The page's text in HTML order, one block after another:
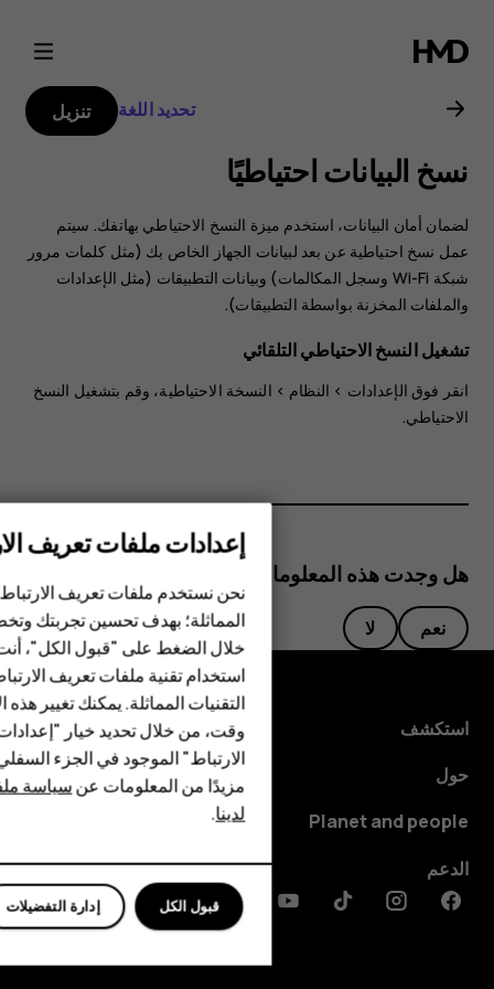
دليل
مستخدم
Nokia
G21
الهواتف الذكية
الهواتف المميزة
الأكسسوارات
HMD DUB
HMD Watch
للأعمال
الأجهزة اللوحية
تحديد اللغة تنزيل
نسخ البيانات احتياطيًا
لضمان أمان البيانات، استخدم ميزة النسخ الاحتياطي بهاتفك. سيتم
عمل نسخ احتياطية عن بعد لبيانات الجهاز الخاص بك (مثل كلمات مرور
شبكة Wi-Fi وسجل المكالمات) وبيانات التطبيقات (مثل الإعدادات
والملفات المخزنة بواسطة التطبيقات).
تشغيل النسخ الاحتياطي التلقائي
انقر فوق الإعدادات > النظام > النسخة الاحتياطية، وقم بتشغيل النسخ
الاحتياطي.
هل وجدت هذه المعلومات مفيدة؟
نعم لا
استكشف
حول
Planet and people
الدعم
Facebook
Instagram
Tiktok
Youtube
Linkedin
Discord
إعدادات ملفات تعريف
نحن نستخدم ملفات تعريف
المماثلة؛ بهدف تحسين تجربتك
خلال الضغط على "قبول الكل"،
استخدام تقنية ملفات تعريف
التقنيات المماثلة. يمكنك تغيير
وقت، من خلال تحديد خيار
الارتباط" الموجود في الجزء
مزيدًا من المعلومات عنسياسة
لدينا.
إدارة التفضيلات قبول الكل